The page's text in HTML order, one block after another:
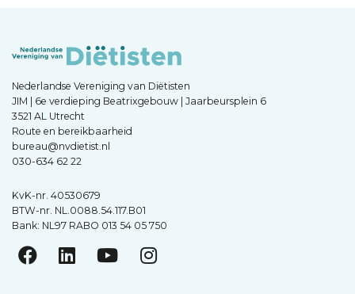
Nederlandse Vereniging van Diëtisten
JIM | 6e verdieping Beatrixgebouw | Jaarbeursplein 6
3521 AL Utrecht
Route en bereikbaarheid
bureau@nvdietist.nl
030-634 62 22
KvK-nr. 40530679
BTW-nr. NL.0088.54.117.B01
Bank: NL97 RABO 013 54 05 750